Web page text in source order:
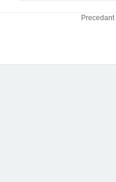
Precedant|